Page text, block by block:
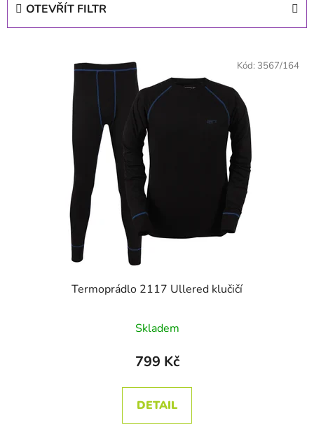
OTEVŘÍT FILTR
Termoprádlo 2117 Ullered klučičí
Skladem
799 Kč
DETAIL
Kód: 3567/164